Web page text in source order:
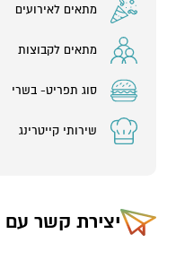
מתאים לאירועים
מתאים לקבוצות
סוג תפריט- בשרי
שירותי קייטרינג
יצירת קשר עם